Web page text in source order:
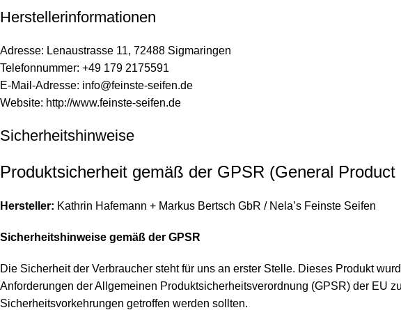
Herstellerinformationen
Adresse: Lenaustrasse 11, 72488 Sigmaringen
Telefonnummer: +49 179 2175591
E-Mail-Adresse: info@feinste-seifen.de
Website: http://www.feinste-seifen.de
Sicherheitshinweise
Produktsicherheit gemäß der GPSR (General
Hersteller: Kathrin Hafemann + Markus Bertsch GbR / Nela’s Feinste Seifen
Sicherheitshinweise gemäß der GPSR
Die Sicherheit der Verbraucher steht für uns an erster Stelle. Dieses Produkt
Anforderungen der Allgemeinen Produktsicherheitsverordnung (GPSR) der EU
Sicherheitsvorkehrungen getroffen werden sollten.